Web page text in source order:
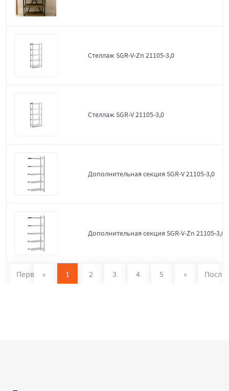
Стеллаж SGR-V-Zn 21105-3,0
Стеллаж SGR-V 21105-3,0
Дополнительная секция SGR-V 21105-3,0
Дополнительная секция SGR-V-Zn 21105-3,0
Первая « 1 2 3 4 5 »